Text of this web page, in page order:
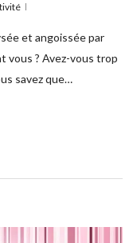
et angoissée par
vous ? Avez-vous trop
savez que…